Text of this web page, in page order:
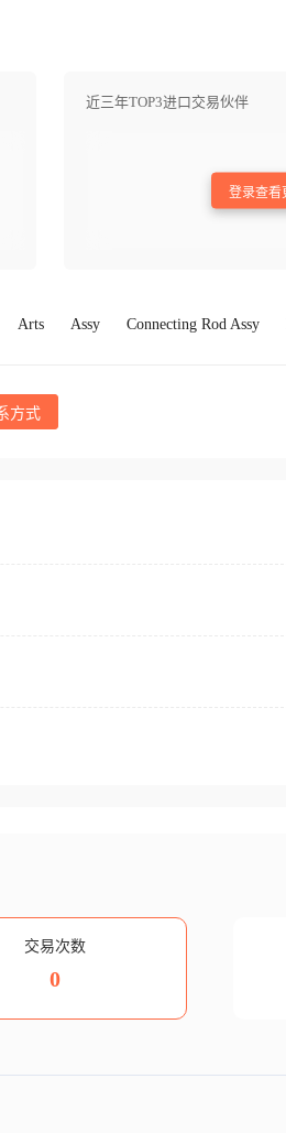
近三年TOP3进口交易伙伴
登录查看
Arts Assy Connecting Rod Assy
方式
交易次数
0